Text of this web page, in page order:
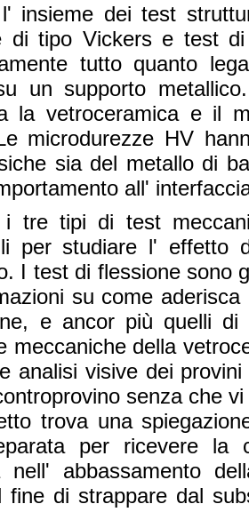
insieme dei test
di tipo Vickers e test
tutto quanto
un supporto
la vetroceramica e il
microdurezze HV
sia del metallo di
all'
i tre tipi di test
per studiare l' effetto
I test di flessione sono
su come
e ancor più quelli di
meccaniche della
analisi visive dei
senza che
trova una
per ricevere
nell' abbassamento
fine di strappare dal